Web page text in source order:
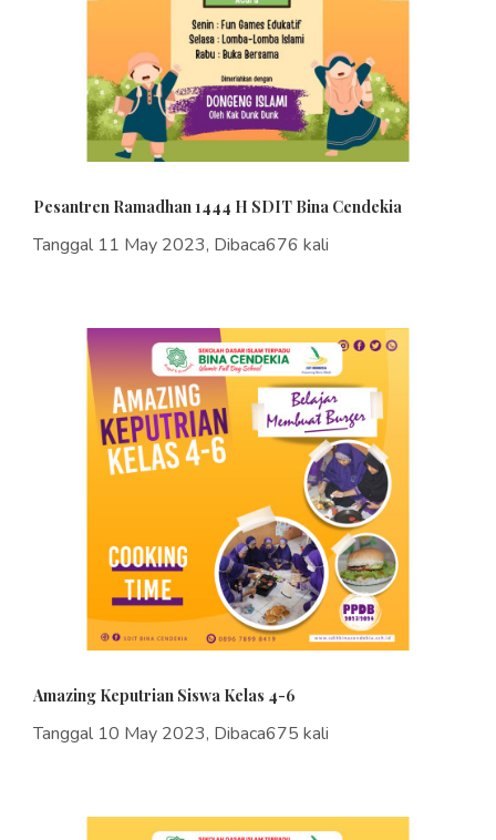
Pesantren Ramadhan 1444 H SDIT Bina Cendekia
Tanggal 11 May 2023, Dibaca676 kali
Amazing Keputrian Siswa Kelas 4-6
Tanggal 10 May 2023, Dibaca675 kali